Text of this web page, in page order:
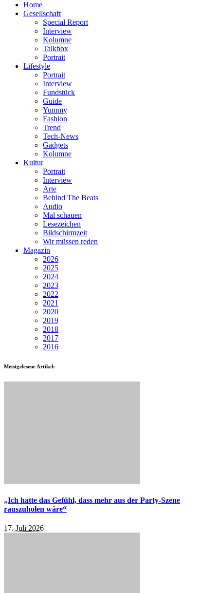
Home
Gesellschaft
Special Report
Interview
Kolumne
Talkbox
Portrait
Lifestyle
Portrait
Interview
Fundstück
Guide
Yummy
Fashion
Trend
Tech-News
Gadgets
Kolumne
Kultur
Portrait
Interview
Arte
Behind The Beats
Audio
Mal schauen
Lesezeichen
Bildschirmzeit
Wir müssen reden
Magazin
2026
2025
2024
2023
2022
2021
2020
2019
2018
2017
2016
Meistgelesene Artikel:
„Ich hatte das Gefühl, dass mehr aus der Party-Szene
rauszuholen wäre“
17. Juli 2026